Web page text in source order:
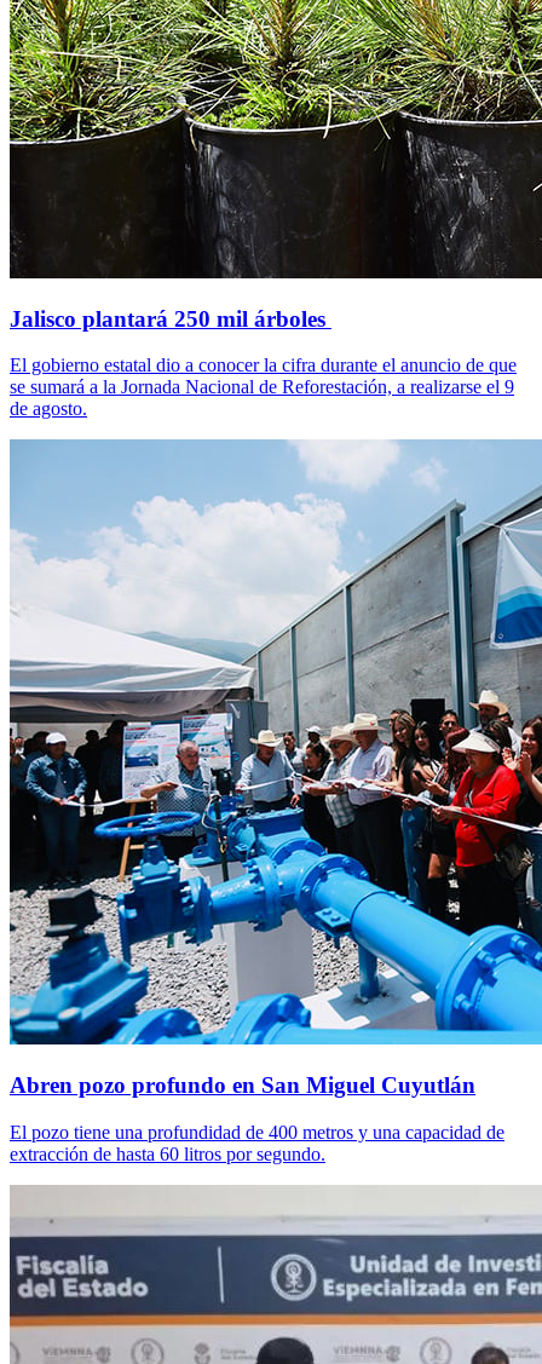
Jalisco plantará 250 mil árboles
El gobierno estatal dio a conocer la cifra durante el anuncio de que
se sumará a la Jornada Nacional de Reforestación, a realizarse el 9
de agosto.
Abren pozo profundo en San Miguel Cuyutlán
El pozo tiene una profundidad de 400 metros y una capacidad de
extracción de hasta 60 litros por segundo.